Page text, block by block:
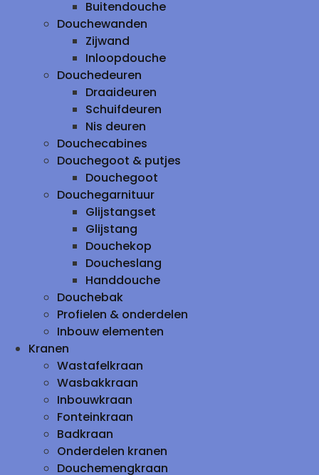
Buitendouche
Douchewanden
Zijwand
Inloopdouche
Douchedeuren
Draaideuren
Schuifdeuren
Nis deuren
Douchecabines
Douchegoot & putjes
Douchegoot
Douchegarnituur
Glijstangset
Glijstang
Douchekop
Doucheslang
Handdouche
Douchebak
Profielen & onderdelen
Inbouw elementen
Kranen
Wastafelkraan
Wasbakkraan
Inbouwkraan
Fonteinkraan
Badkraan
Onderdelen kranen
Douchemengkraan